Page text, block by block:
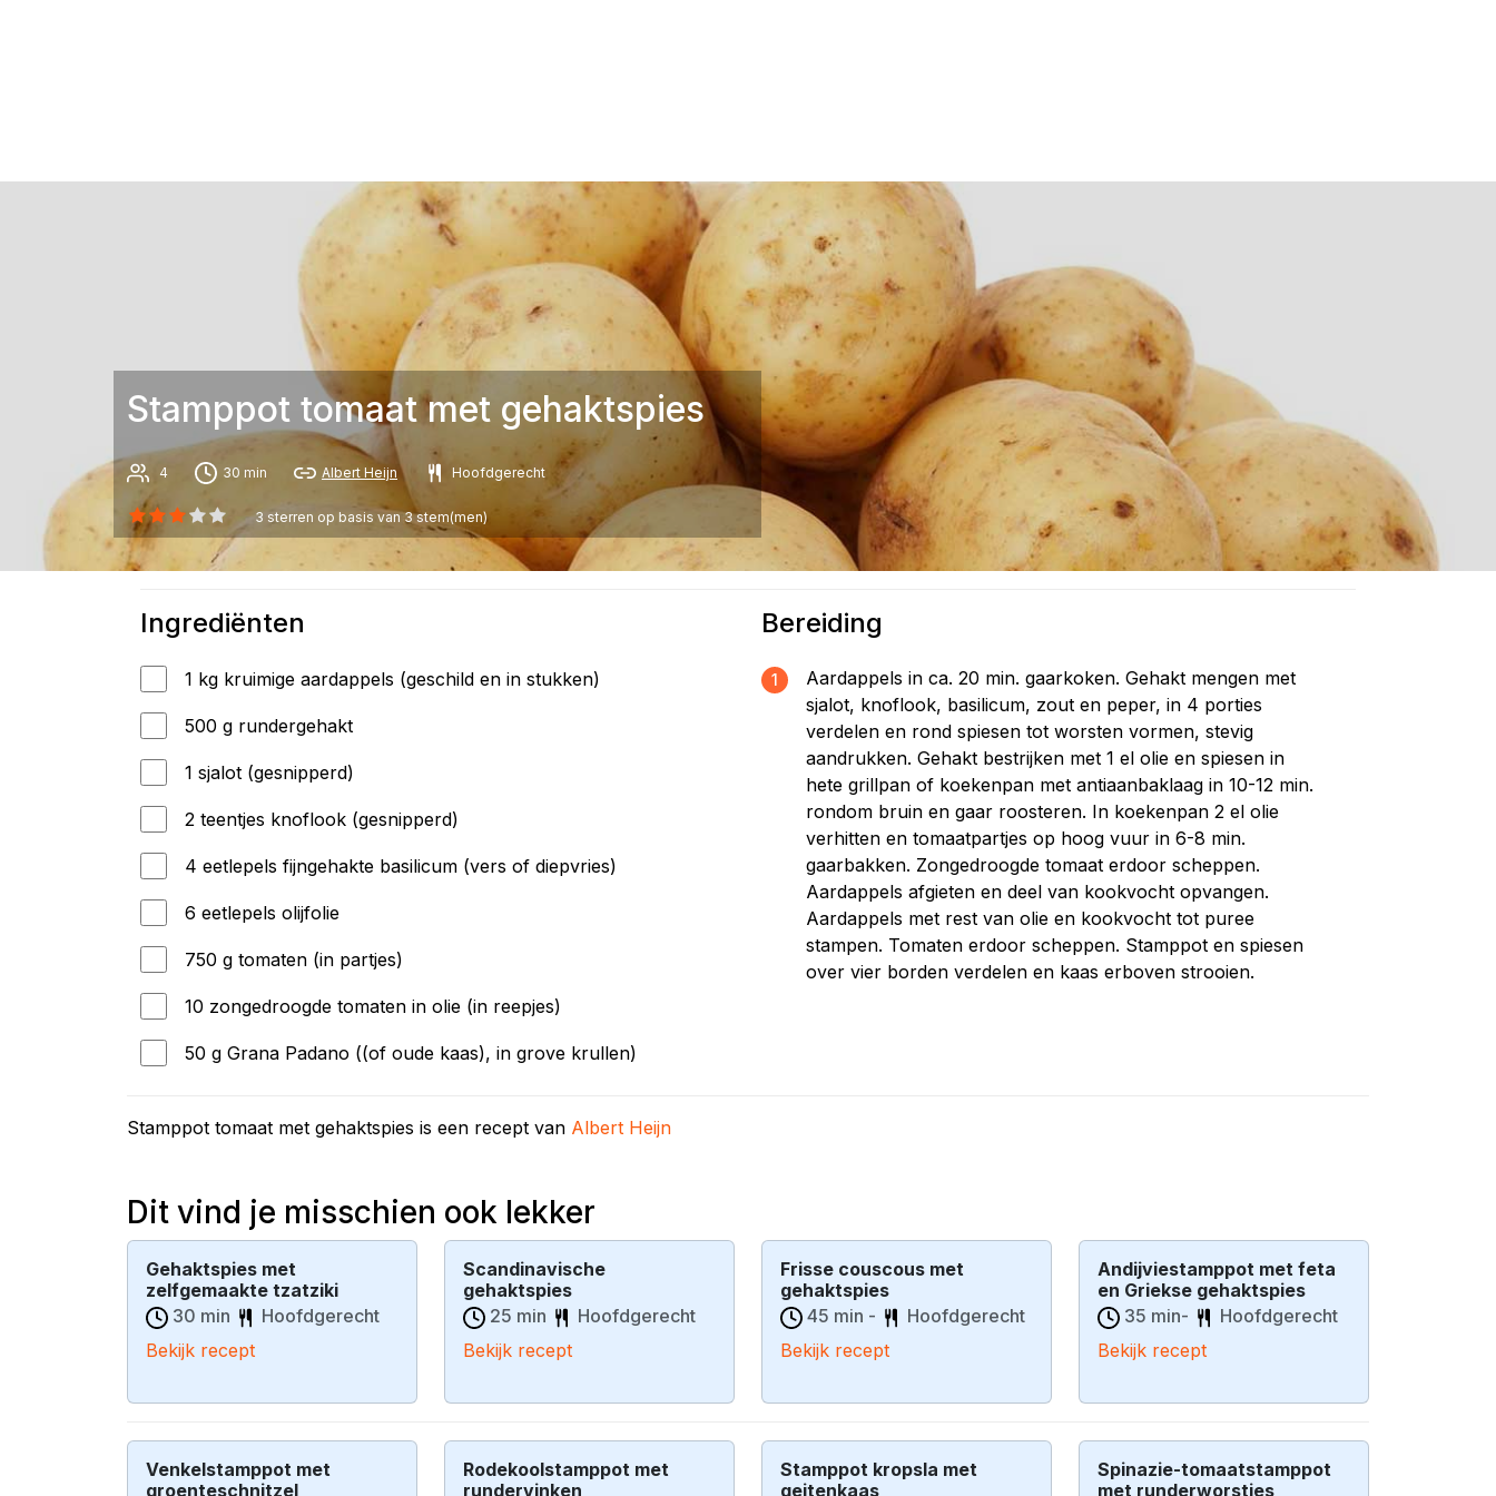
Stamppot tomaat met gehaktspies
4 30 min Albert Heijn Hoofdgerecht
3 sterren op basis van3stem(men)
Ingrediënten
1 kg kruimige aardappels (geschild en in stukken)
500 g rundergehakt
1 sjalot (gesnipperd)
2 teentjes knoflook (gesnipperd)
4 eetlepels fijngehakte basilicum (vers of diepvries)
6 eetlepels olijfolie
750 g tomaten (in partjes)
10 zongedroogde tomaten in olie (in reepjes)
50 g Grana Padano ((of oude kaas), in grove krullen)
Bereiding
1
Aardappels in ca. 20 min. gaarkoken. Gehakt mengen met
sjalot, knoflook, basilicum, zout en peper, in 4 porties
verdelen en rond spiesen tot worsten vormen, stevig
aandrukken. Gehakt bestrijken met 1 el olie en spiesen in
hete grillpan of koekenpan met antiaanbaklaag in 10-12 min.
rondom bruin en gaar roosteren. In koekenpan 2 el olie
verhitten en tomaatpartjes op hoog vuur in 6-8 min.
gaarbakken. Zongedroogde tomaat erdoor scheppen.
Aardappels afgieten en deel van kookvocht opvangen.
Aardappels met rest van olie en kookvocht tot puree
stampen. Tomaten erdoor scheppen. Stamppot en spiesen
over vier borden verdelen en kaas erboven strooien.
Stamppot tomaat met gehaktspies is een recept van Albert Heijn
Dit vind je misschien ook lekker
Gehaktspies met
zelfgemaakte tzatziki
30 min
Hoofdgerecht
Bekijk recept
Scandinavische
gehaktspies
25 min
Hoofdgerecht
Bekijk recept
Frisse couscous met
gehaktspies
45 min -
Hoofdgerecht
Bekijk recept
Andijviestamppot met feta
en Griekse gehaktspies
35 min-
Hoofdgerecht
Bekijk recept
Venkelstamppot met
groenteschnitzel
Rodekoolstamppot met
rundervinken
Stamppot kropsla met
geitenkaas
Spinazie-tomaatstamppot
met runderworstjes